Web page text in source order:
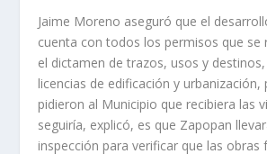
Jaime Moreno aseguró que el
cuenta con todos los permisos que se
el dictamen de trazos, usos y
licencias de edificación y urbanización,
pidieron al Municipio que recibiera las
seguiría, explicó, es que Zapopan
inspección para verificar que las obras